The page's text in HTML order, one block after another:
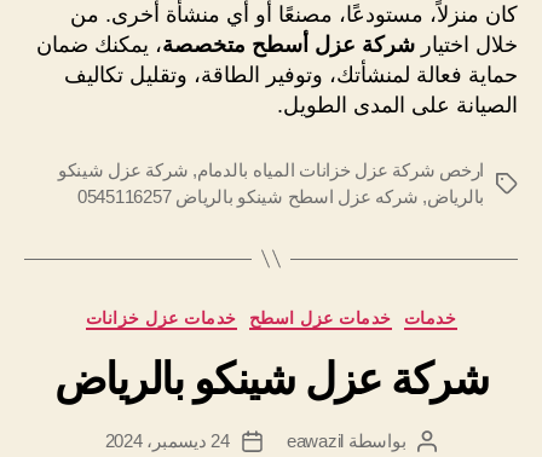
كان منزلاً، مستودعًا، مصنعًا أو أي منشأة أخرى. من
خلال اختيار شركة عزل أسطح متخصصة، يمكنك ضمان
حماية فعالة لمنشأتك، وتوفير الطاقة، وتقليل تكاليف
الصيانة على المدى الطويل.
الوسوم
ارخص شركة عزل خزانات المياه بالدمام, شركة عزل شينكو
بالرياض, شركه عزل اسطح شينكو بالرياض 0545116257
التصنيفات خدمات خدمات عزل اسطح خدمات عزل خزانات
شركة عزل شينكو بالرياض
كاتببواسطة eawazil
تاريخ24 ديسمبر، 2024